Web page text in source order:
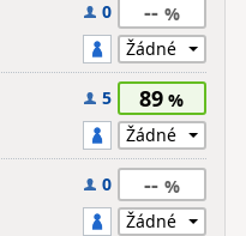
0 --
5 89
0 --